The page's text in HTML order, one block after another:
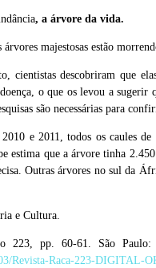
, a árvore da vida.
majestosas estão
cientistas descobriram que
o que os levou a
são necessárias para
e 2011, todos os caules
que a árvore tinha
Outras árvores no sul da
e Cultura.
pp. 60-61. São Paulo:
Revista-Raca-223-DIGITAL-